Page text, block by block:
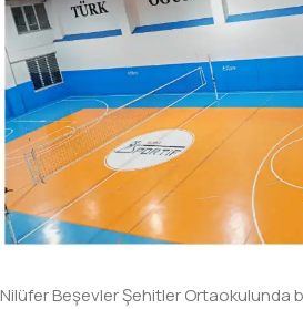
Nilüfer Beşevler Şehitler Ortaokulunda